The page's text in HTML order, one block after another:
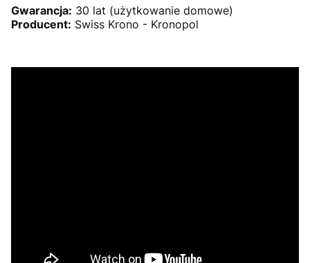
Gwarancja: 30 lat (użytkowanie domowe)
Producent: Swiss Krono - Kronopol